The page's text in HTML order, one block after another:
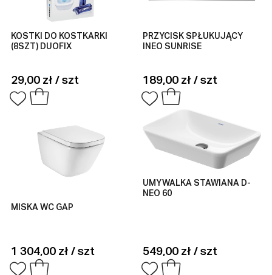
KOSTKI DO KOSTKARKI
(8SZT) DUOFIX
29,00 zł / szt
PRZYCISK SPŁUKUJĄCY
INEO SUNRISE
189,00 zł / szt
MISKA WC GAP
1 304,00 zł / szt
UMYWALKA STAWIANA D-
NEO 60
549,00 zł / szt